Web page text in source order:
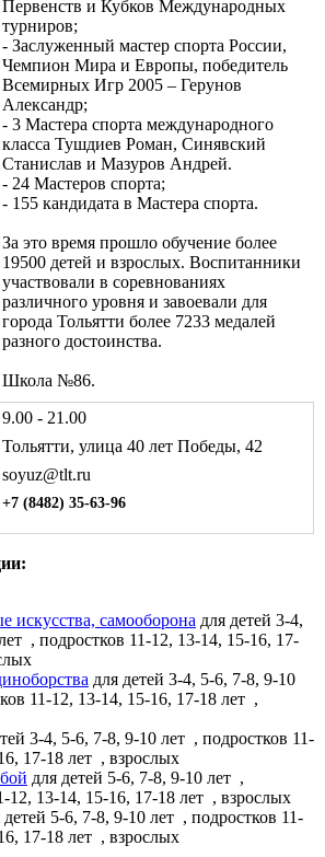
Первенств и Кубков Международных
турниров;
- Заслуженный мастер спорта России,
Чемпион Мира и Европы, победитель
Всемирных Игр 2005 – Герунов
Александр;
- 3 Мастера спорта международного
класса Тушдиев Роман, Синявский
Станислав и Мазуров Андрей.
- 24 Мастеров спорта;
- 155 кандидата в Мастера спорта.
За это время прошло обучение более
19500 детей и взрослых. Воспитанники
участвовали в соревнованиях
различного уровня и завоевали для
города Тольятти более 7233 медалей
разного достоинства.
Школа №86.
9.00 - 21.00
Тольятти, улица 40 лет Победы, 42
soyuz@tlt.ru
+7 (8482) 35-63-96
искусства, самооборона для детей 3-4,
, подростков 11-12, 13-14, 15-16, 17-
для детей 3-4, 5-6, 7-8, 9-10
11-12, 13-14, 15-16, 17-18 лет ,
3-4, 5-6, 7-8, 9-10 лет , подростков 11-
17-18 лет , взрослых
для детей 5-6, 7-8, 9-10 лет ,
12, 13-14, 15-16, 17-18 лет , взрослых
детей 5-6, 7-8, 9-10 лет , подростков 11-
17-18 лет , взрослых